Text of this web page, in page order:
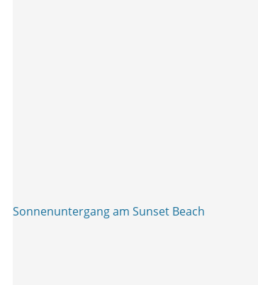
Sonnenuntergang am Sunset Beach